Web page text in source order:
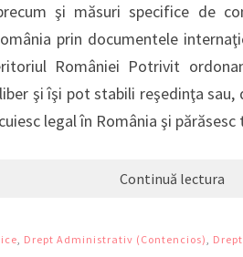
şi măsuri specifice de
prin documentele
României Potrivit
şi îşi pot stabili reşedinţa
legal în România şi
Continuă lectura
, Drept Administrativ (Contencios),